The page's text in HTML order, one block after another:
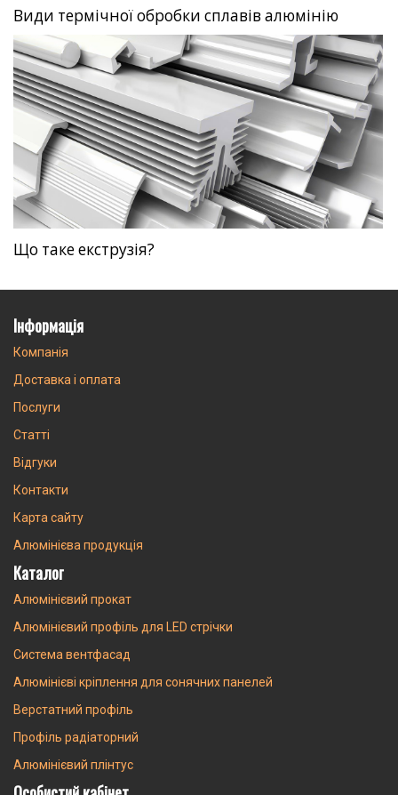
Види термічної обробки сплавів алюмінію
Що таке екструзія?
Інформація
Компанія
Доставка і оплата
Послуги
Статті
Відгуки
Контакти
Карта сайту
Алюмінієва продукція
Каталог
Алюмінієвий прокат
Алюмінієвий профіль для LED стрічки
Система вентфасад
Алюмінієві кріплення для сонячних панелей
Верстатний профіль
Профіль радіаторний
Алюмінієвий плінтус